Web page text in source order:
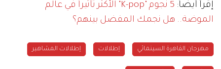
إقرأ أيضاً:
5 نجوم "K-pop" الأكثر تأثيراً في عالم
الموضة.. هل نجمك المفضل بينهم؟
مهرجان القاهرة السينمائي إطلالات إطلالات المشاهير